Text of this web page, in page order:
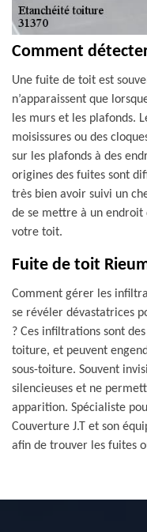
Comment
Une fuite de toit est
n’apparaissent que
les murs et les plafonds.
moisissures ou des
sur les plafonds à des
origines des fuites sont
très bien avoir suivi un
de se mettre à un endroit
votre toit.
Fuite de toit
Comment gérer les
se révéler dévastatrices
? Ces infiltrations sont
toiture, et peuvent
sous-toiture. Souvent
silencieuses et ne
apparition. Spécialiste
Couverture J.T et son
afin de trouver les fuites